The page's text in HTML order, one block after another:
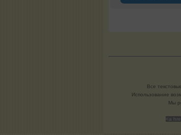
Все
Использование
Мы
<a